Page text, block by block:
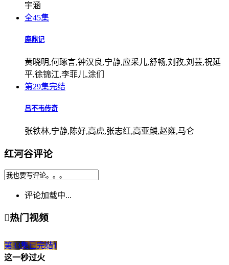
宇涵
全45集
鹿鼎记
黄晓明,何琢言,钟汉良,宁静,应采儿,舒畅,刘孜,刘芸,祝延
平,徐锦江,李菲儿,涂们
第29集完结
吕不韦传奇
张铁林,宁静,陈好,高虎,张志红,高亚麟,赵雍,马仑
红河谷评论
评论加载中...
热门视频
第33集已完结1
这一秒过火